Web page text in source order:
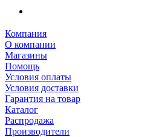
Компания
О компании
Магазины
Помощь
Условия оплаты
Условия доставки
Гарантия на товар
Каталог
Распродажа
Производители